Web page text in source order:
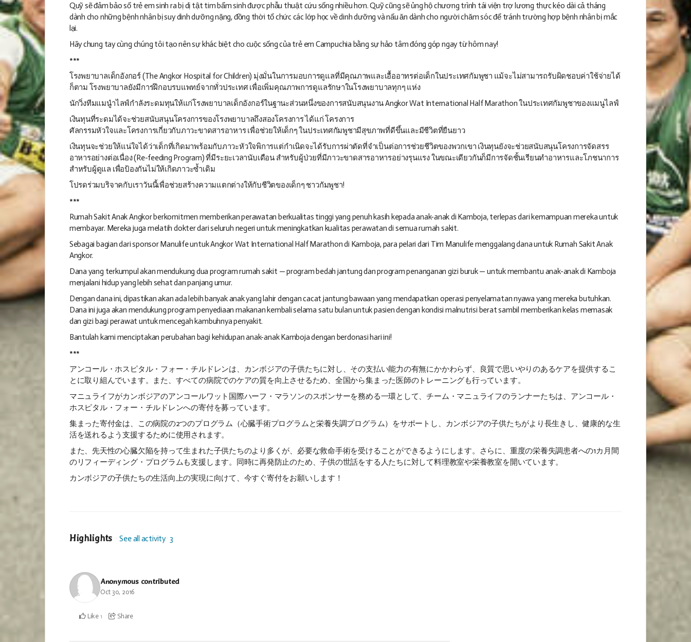
Quỹ sẽ đảm bảo số trẻ em sinh ra bị dị tật tim bẩm sinh được phẫu thuật cứu sống nhiều hơn. Quỹ cũng sẽ ủng hộ chương trình tái viện trợ lương thực kéo dài cả tháng
dành cho những bệnh nhân bị suy dinh dưỡng nặng, đồng thời tổ chức các lớp học về dinh dưỡng và nấu ăn dành cho người chăm sóc để tránh trường hợp bệnh nhân bị mắc
lại.
Hãy chung tay cùng chúng tôi tạo nên sự khác biệt cho cuộc sống của trẻ em Campuchia bằng sự hảo tâm đóng góp ngay từ hôm nay!
***
โรงพยาบาลเด็กอังกอร์ (The Angkor Hospital for Children) มุ่งมั่นในการมอบการดูแลที่มีคุณภาพและเอื้ออาทรต่อเด็กในประเทศกัมพูชา แม้จะไม่สามารถรับผิดชอบค่าใช้จ่ายได้
ก็ตาม โรงพยาบาลยังมีการฝึกอบรบแพทย์จากทั่วประเทศ เพื่อเพิ่มคุณภาพการดูแลรักษาในโรงพยาบาลทุกๆ แห่ง
นักวิ่งทีมแมนูำไลฟ์กำลังระดมทุนให้แก่โรงพยาบาลเด็กอังกอร์ในฐานะส่วนหนึ่งของการสนับสนุนงาน Angkor Wat International Half Marathon ในประเทศกัมพูชาของแมนูไลฟ์
เงินทุนที่ระดมได้จะช่วยสนับสนุนโครงการของโรงพยาบาลถึงสองโครงการ ได้แก่ โครงการ
ศัลกรรมหัวใจและโครงการเกี่ยวกับภาวะขาดสารอาหาร เพื่อช่วยให้เด็กๆ ในประเทศกัมพูชามีสุขภาพที่ดีขึ้นและมีชีวิตที่ยืนยาว
เงินทุนจะช่วยให้แน่ใจได้ว่าเด็กที่เกิดมาพร้อมกับภาวะหัวใจพิการแต่กำเนิดจะได้รับการผ่าตัดที่จำเป็นต่อการช่วยชีวิตของพวกเขา เงินทุนยังจะช่วยสนับสนุนโครงการจัดสรร
อาหารอย่างต่อเนื่อง (Re-feeding Program) ที่มีระยะเวลานับเดือน สำหรับผู้ป่วยที่มีภาวะขาดสารอาหารอย่างรุนแรง ในขณะเดียวกันก็มีการจัดชั้นเรียนทำอาหารและโภชนาการ
สำหรับผู้ดูแล เพื่อป้องกันไม่ให้เกิดภาวะซ้ำเดิม
โปรดร่วมบริจาคกับเราวันนี้เพื่อช่วยสร้างความแตกต่างให้กับชีวิตของเด็กๆ ชาวกัมพูชา!
***
Rumah Sakit Anak Angkor berkomitmen memberikan perawatan berkualitas tinggi yang penuh kasih kepada anak-anak di Kamboja, terlepas dari kemampuan mereka untuk
membayar. Mereka juga melatih dokter dari seluruh negeri untuk meningkatkan kualitas perawatan di semua rumah sakit.
Sebagai bagian dari sponsor Manulife untuk Angkor Wat International Half Marathon di Kamboja, para pelari dari Tim Manulife menggalang dana untuk Rumah Sakit Anak
Angkor.
Dana yang terkumpul akan mendukung dua program rumah sakit — program bedah jantung dan program penanganan gizi buruk — untuk membantu anak-anak di Kamboja
menjalani hidup yang lebih sehat dan panjang umur.
Dengan dana ini, dipastikan akan ada lebih banyak anak yang lahir dengan cacat jantung bawaan yang mendapatkan operasi penyelamatan nyawa yang mereka butuhkan.
Dana ini juga akan mendukung program penyediaan makanan kembali selama satu bulan untuk pasien dengan kondisi malnutrisi berat sambil memberikan kelas memasak
dan gizi bagi perawat untuk mencegah kambuhnya penyakit.
Bantulah kami menciptakan perubahan bagi kehidupan anak-anak Kamboja dengan berdonasi hari ini!
***
アンコール・ホスピタル・フォー・チルドレンは、カンボジアの子供たちに対し、その支払い能力の有無にかかわらず、良質で思いやりのあるケアを提供するこ
とに取り組んでいます。また、すべての病院でのケアの質を向上させるため、全国から集まった医師のトレーニングも行っています。
マニュライフがカンボジアのアンコールワット国際ハーフ・マラソンのスポンサーを務める一環として、チーム・マニュライフのランナーたちは、アンコール・
ホスピタル・フォー・チルドレンへの寄付を募っています。
集まった寄付金は、この病院の2つのプログラム（心臓手術プログラムと栄養失調プログラム）をサポートし、カンボジアの子供たちがより長生きし、健康的な生
活を送れるよう支援するために使用されます。
また、先天性の心臓欠陥を持って生まれた子供たちのより多くが、必要な救命手術を受けることができるようにします。さらに、重度の栄養失調患者への1カ月間
のリフィーディング・プログラムも支援します。同時に再発防止のため、子供の世話をする人たちに対して料理教室や栄養教室を開いています。
カンボジアの子供たちの生活向上の実現に向けて、今すぐ寄付をお願いします！
Highlights See all activity 3
Anonymous contributed
Oct 30, 2016
Like 1 Share